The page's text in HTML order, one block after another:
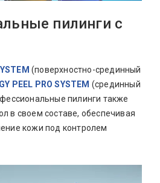
пилинги с
(поверхностно-срединный
PEEL PRO SYSTEM (срединный
пилинги также
в своем составе, обеспечивая
кожи под контролем